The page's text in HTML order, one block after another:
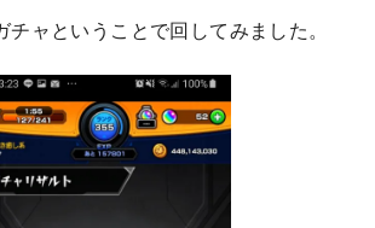
チャということで回してみました。